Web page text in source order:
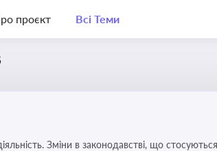
проєкт Всі Теми
Зміни в законодавстві, що